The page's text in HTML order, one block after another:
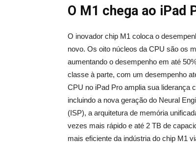
O M1 chega ao iPad
O inovador chip M1 coloca o
novo. Os oito núcleos da CPU são os
aumentando o desempenho em até
classe à parte, com um desempenho
CPU no iPad Pro amplia sua liderança
incluindo a nova geração do Neural
(ISP), a arquitetura de memória
vezes mais rápido e até 2 TB de
mais eficiente da indústria do chip M1